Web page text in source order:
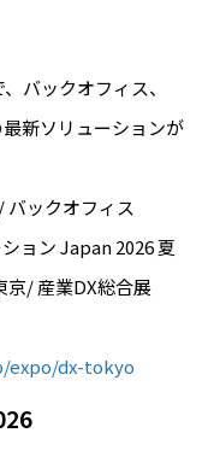
バックオフィス、
新ソリューションが
バックオフィス
ョン Japan 2026 夏
京/ 産業DX総合展
expo/dx-tokyo